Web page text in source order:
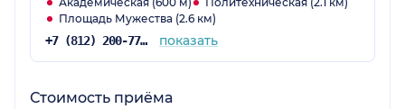
Площадь Мужества (2.6 км)
+7 (812) 200-77-54 показать
Стоимость приёма